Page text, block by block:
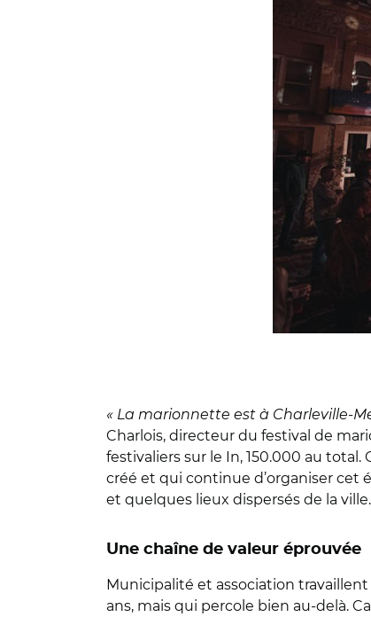
« La marionnette est à Charleville-
Charlois, directeur du festival de
festivaliers sur le In, 150.000 au
créé et qui continue d’organiser cet
et quelques lieux dispersés de la ville.
Une chaîne de valeur éprouvée
Municipalité et association
ans, mais qui percole bien au-delà.